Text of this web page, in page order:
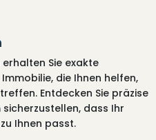
Sie exakte
die Ihnen helfen,
Entdecken Sie präzise
dass Ihr
Ihnen passt.